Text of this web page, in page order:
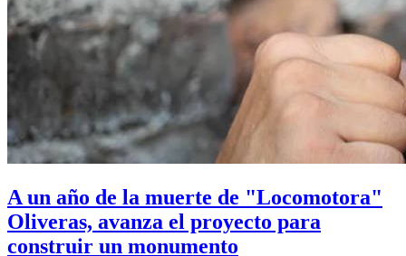
A un año de la muerte de "Locomotora"
Oliveras, avanza el proyecto para
construir un monumento